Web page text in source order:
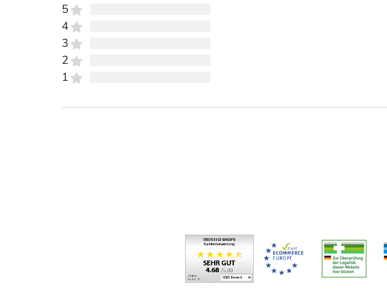
5
4
3
2
1